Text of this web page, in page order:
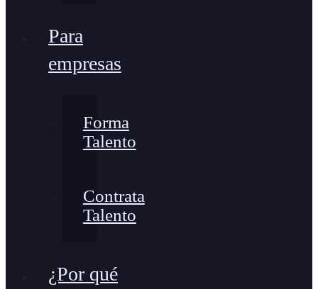
Para
empresas
Forma
Talento
Contrata
Talento
¿Por qué